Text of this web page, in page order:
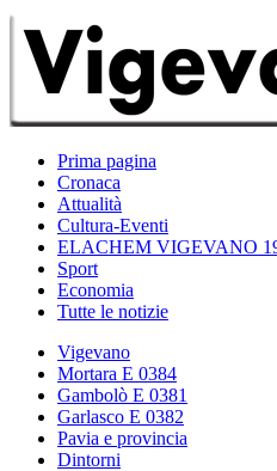
Prima pagina
Cronaca
Attualità
Cultura-Eventi
ELACHEM VIGEVANO
Sport
Economia
Tutte le notizie
Vigevano
Mortara E 0384
Gambolò E 0381
Garlasco E 0382
Pavia e provincia
Dintorni